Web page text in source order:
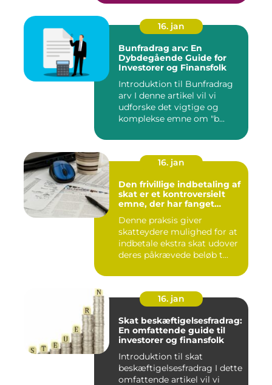
16. jan
Bunfradrag arv: En
Dybdegående Guide for
Investorer og Finansfolk
Introduktion til Bunfradrag
arv I denne artikel vil vi
udforske det vigtige og
komplekse emne om "b...
16. jan
Den frivillige indbetaling af
skat er et kontroversielt
emne, der har fanget
individer
Denne praksis giver
skatteydere mulighed for at
indbetale ekstra skat udover
deres påkrævede beløb t...
16. jan
Skat beskæftigelsesfradrag:
En omfattende guide til
investorer og finansfolk
Introduktion til skat
beskæftigelsesfradrag I dette
omfattende artikel vil vi